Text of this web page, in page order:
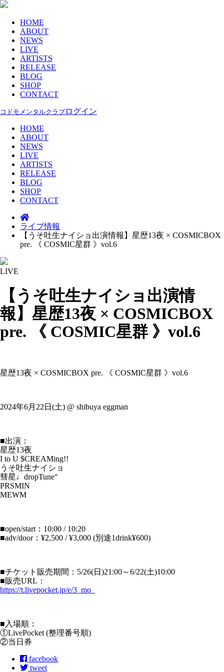
HOME
ABOUT
NEWS
LIVE
ARTISTS
RELEASE
BLOG
SHOP
CONTACT
コドモメンタルクラブ ログイン
HOME
ABOUT
NEWS
LIVE
ARTISTS
RELEASE
BLOG
SHOP
CONTACT
ライブ情報
【うそ吐生ナイショ出演情報】星歴13夜 × COSMICBOX
pre. 《 COSMIC星群 》vol.6
LIVE
【うそ吐生ナイショ出演情
報】星歴13夜 × COSMICBOX
pre. 《 COSMIC星群 》vol.6
星歴13夜 × COSMICBOX pre. 《 COSMIC星群 》vol.6
2024年6月22日(土) @ shibuya eggman
■出演：
星歴13夜
I to U $CREAMing!!
うそ吐生ナイショ
彗星♩dropTune°
PRSMIN
MEWM
■open/start：10:00 / 10:20
■adv/door：¥2,500 / ¥3,000 (別途1drink¥600)
■チケット販売期間：5/26(日)21:00～6/22(土)10:00
■販売URL：
https://t.livepocket.jp/e/3_mo_
■入場順：
①LivePocket (整理番号順)
②当日券
facebook
tweet